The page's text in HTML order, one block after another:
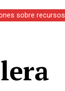
sobre recursos